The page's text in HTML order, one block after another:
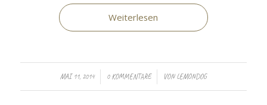
Weiterlesen
MAI 11, 2014
/ 0 KOMMENTARE
/ VONLEMONDOG